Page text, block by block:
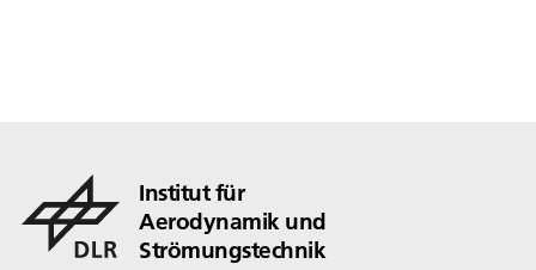
Institut für
Aerodynamik und
Strömungstechnik